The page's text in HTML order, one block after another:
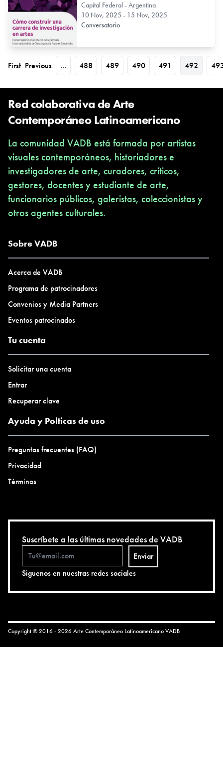
Capital Federal - Argentina
10 Nov, 2025 - 15 Nov, 2025
Conversatorio
First Previous ... 488 489 490 491 492
Red colaborativa de Arte
Contemporáneo Latinoamericano
La comunidad VADB está formada por artistas
visuales contemporáneos, historiadores e
investigadores de arte, curadores, críticos,
gestores, docentes y estudiante de arte,
funcionarios públicos, galeristas, coleccionistas y
otros agentes culturales.
Sobre VADB
Acerca de VADB
Programa de patrocinadores
Convenios y Media Partners
Eventos patrocinados
Tu cuenta
Solicitar una cuenta
Entrar
Recuperar clave
Ayuda y Polticas de uso
Preguntas frecuentes (FAQ)
Privacidad
Términos
Suscríbete a las últimas novedades de VADB
Enviar
Siguenos en nuestras redes sociales
Copyright © 2016 - 2026 Arte Contemporáneo LatinoamericanoVADB